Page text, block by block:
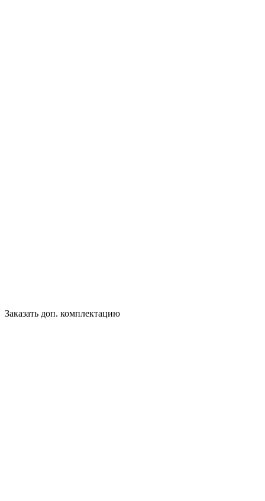
Заказать доп. комплектацию